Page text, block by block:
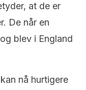
at de er
De når en
blev i England
nå hurtigere